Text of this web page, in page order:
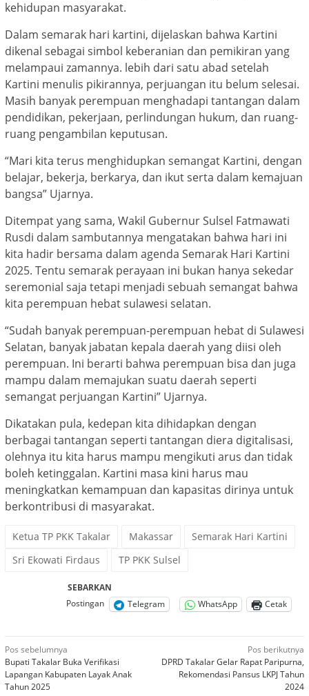
kehidupan masyarakat.
Dalam semarak hari kartini, dijelaskan bahwa Kartini
dikenal sebagai simbol keberanian dan pemikiran yang
melampaui zamannya. lebih dari satu abad setelah
Kartini menulis pikirannya, perjuangan itu belum selesai.
Masih banyak perempuan menghadapi tantangan dalam
pendidikan, pekerjaan, perlindungan hukum, dan ruang-
ruang pengambilan keputusan.
“Mari kita terus menghidupkan semangat Kartini, dengan
belajar, bekerja, berkarya, dan ikut serta dalam kemajuan
bangsa” Ujarnya.
Ditempat yang sama, Wakil Gubernur Sulsel Fatmawati
Rusdi dalam sambutannya mengatakan bahwa hari ini
kita hadir bersama dalam agenda Semarak Hari Kartini
2025. Tentu semarak perayaan ini bukan hanya sekedar
seremonial saja tetapi menjadi sebuah semangat bahwa
kita perempuan hebat sulawesi selatan.
“Sudah banyak perempuan-perempuan hebat di Sulawesi
Selatan, banyak jabatan kepala daerah yang diisi oleh
perempuan. Ini berarti bahwa perempuan bisa dan juga
mampu dalam memajukan suatu daerah seperti
semangat perjuangan Kartini” Ujarnya.
Dikatakan pula, kedepan kita dihidapkan dengan
berbagai tantangan seperti tantangan diera digitalisasi,
olehnya itu kita harus mampu mengikuti arus dan tidak
boleh ketinggalan. Kartini masa kini harus mau
meningkatkan kemampuan dan kapasitas dirinya untuk
berkontribusi di masyarakat.
Ketua TP PKK Takalar Makassar
Semarak Hari Kartini
Sri Ekowati Firdaus
TP PKK Sulsel
SEBARKAN
Postingan
Telegram WhatsApp Cetak
Navigasi
pos
Pos sebelumnya
Bupati Takalar Buka Verifikasi
Lapangan Kabupaten Layak Anak
Tahun 2025
Pos berikutnya
DPRD Takalar Gelar Rapat Paripurna,
Rekomendasi Pansus LKPJ Tahun
2024